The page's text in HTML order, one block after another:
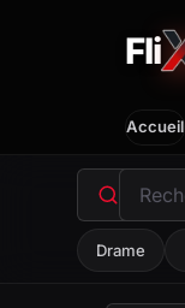
Fli
Accueil
Drame